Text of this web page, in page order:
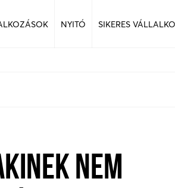
NYITÓ SIKERES
NEM